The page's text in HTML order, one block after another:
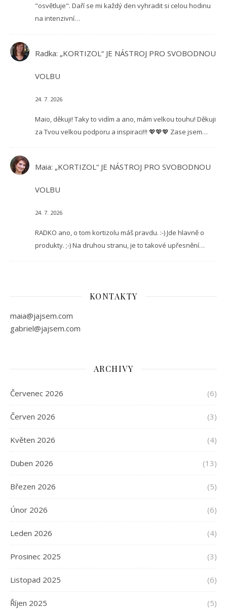
"osvětluje". Daří se mi každý den vyhradit si celou hodinu
na intenzivní…
Radka: „KORTIZOL“ JE NÁSTROJ PRO SVOBODNOU
VOLBU
24. 7. 2026
Maio, děkuji! Taky to vidím a ano, mám velkou touhu! Děkuji
za Tvou velkou podporu a inspiraci!!! 💖💖💖 Zase jsem…
Maia: „KORTIZOL“ JE NÁSTROJ PRO SVOBODNOU
VOLBU
24. 7. 2026
RADKO ano, o tom kortizolu máš pravdu. :-) Jde hlavně o
produkty. ;-) Na druhou stranu, je to takové upřesnění…
KONTAKTY
maia@jajsem.com
gabriel@jajsem.com
ARCHIVY
Červenec 2026 (6)
Červen 2026 (3)
Květen 2026 (4)
Duben 2026 (13)
Březen 2026 (5)
Únor 2026 (6)
Leden 2026 (4)
Prosinec 2025 (3)
Listopad 2025 (6)
Říjen 2025 (5)